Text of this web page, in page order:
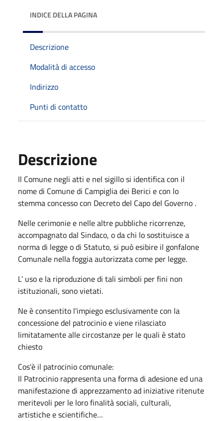
INDICE DELLA PAGINA
Descrizione
Modalità di accesso
Indirizzo
Punti di contatto
Descrizione
Il Comune negli atti e nel sigillo si identifica con il
nome di Comune di Campiglia dei Berici e con lo
stemma concesso con Decreto del Capo del Governo .
Nelle cerimonie e nelle altre pubbliche ricorrenze,
accompagnato dal Sindaco, o da chi lo sostituisce a
norma di legge o di Statuto, si può esibire il gonfalone
Comunale nella foggia autorizzata come per legge.
L’ uso e la riproduzione di tali simboli per fini non
istituzionali, sono vietati.
Ne è consentito l'impiego esclusivamente con la
concessione del patrocinio e viene rilasciato
limitatamente alle circostanze per le quali è stato
chiesto
Cos'è il patrocinio comunale:
Il Patrocinio rappresenta una forma di adesione ed una
manifestazione di apprezzamento ad iniziative ritenute
meritevoli per le loro finalità sociali, culturali,
artistiche e scientifiche…